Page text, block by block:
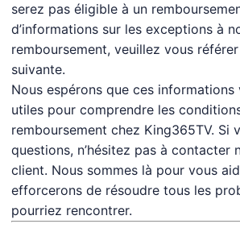
serez pas éligible à un
d’informations sur les exceptions à
remboursement, veuillez vous
suivante.
Nous espérons que ces
utiles pour comprendre les
remboursement chez King365TV. Si
questions, n’hésitez pas à contacter
client. Nous sommes là pour vous
efforcerons de résoudre tous les
pourriez rencontrer.